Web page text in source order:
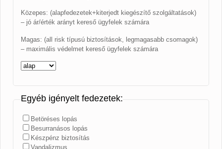
Közepes: (alapfedezetek+kiterjedt kiegészítő szolgáltatások)
– jó ár/érték arányt kereső ügyfelek számára
Magas: (all risk típusú biztosítások, legmagasabb csomagok)
– maximális védelmet kereső ügyfelek számára
Egyéb igényelt fedezetek:
Betöréses lopás
Besurranásos lopás
Készpénz biztosítás
Vandalizmus